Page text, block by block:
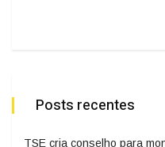
Posts recentes
TSE cria conselho para